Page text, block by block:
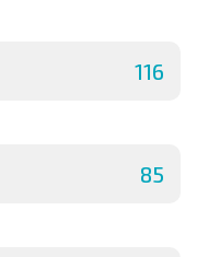
116
85